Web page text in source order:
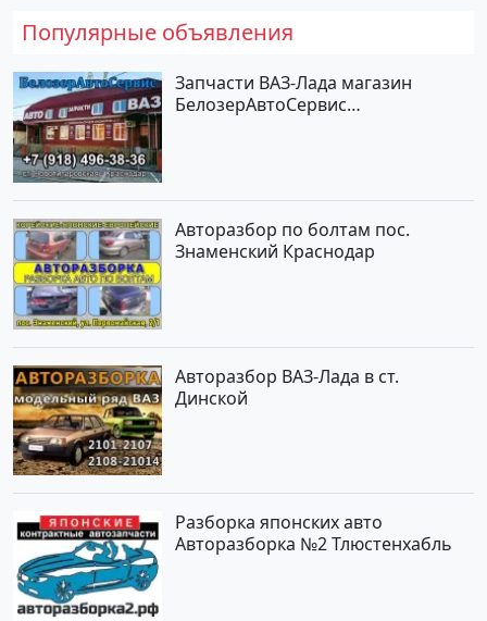
Популярные объявления
Запчасти ВАЗ-Лада магазин
БелозерАвтоСервис
Авторазбор по болтам пос.
Знаменский Краснодар
Авторазбор ВАЗ-Лада в ст.
Динской
Разборка японских авто
Авторазборка №2 Тлюстенхабль